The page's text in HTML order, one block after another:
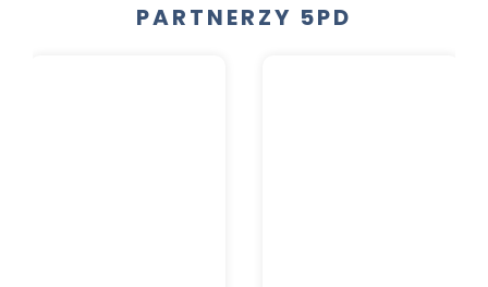
PARTNERZY 5PD